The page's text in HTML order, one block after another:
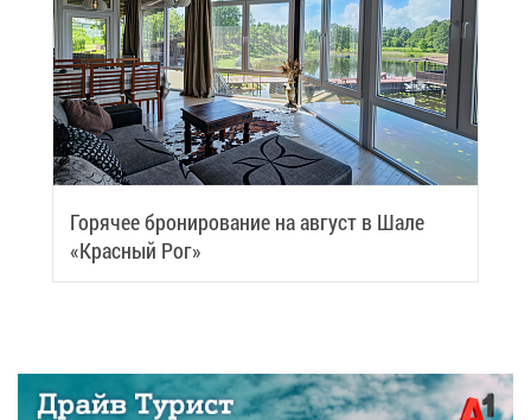
Го­ря­чее бро­ни­ро­ва­ние на ав­густ в Ша­ле
«Крас­ный Рог»